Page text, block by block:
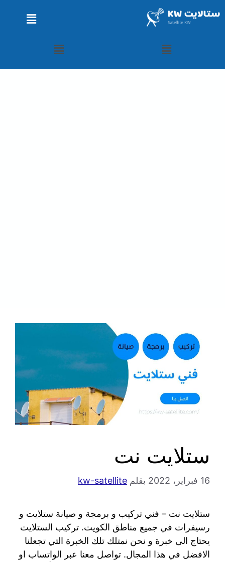
ستلايت نت
16 فبراير، 2022 بقلم kw-satellite
ستلايت نت – فني تركيب و برمجة و صيانة ستلايت و
رسيفرات في جميع مناطق الكويت. تركيب الستلايت
يحتاج الى خبرة و نحن نمتلك تلك الخبرة التي تجعلنا
الافضل في هذا المجال. تواصل معنا عبر الواتساب او